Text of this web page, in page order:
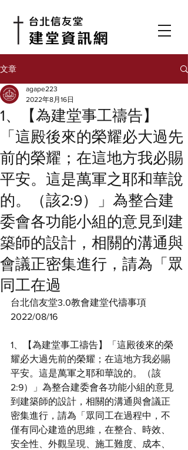
文章
1、【為建堂事工禱告】
「這殿後來的榮耀必大過先
前的榮耀；在這地方我必賜
平安。這是萬軍之耶和華說
的。（該2:9）」為整合建
委會各功能小組的意見到建
築師的設計，相關的溝通與
會議正密集進行，請為「眾
同工在過
agape223
2022年8月16日
台北信友堂3.0教會建堂代禱事項
2022/08/16
1、【為建堂事工禱告】「這殿後來的榮
耀必大過先前的榮耀；在這地方我必賜
平安。這是萬軍之耶和華說的。（該
2:9）」為整合建委會各功能小組的意見
到建築師的設計，相關的溝通與會議正
密集進行，請為「眾同工在過程中，不
僅有同心建造的思維，在整合、時效、
安全性、外觀呈現、施工難度、成本、